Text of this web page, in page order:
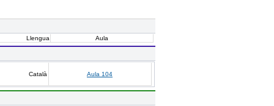
Llengua Aula
Català
Aula 104